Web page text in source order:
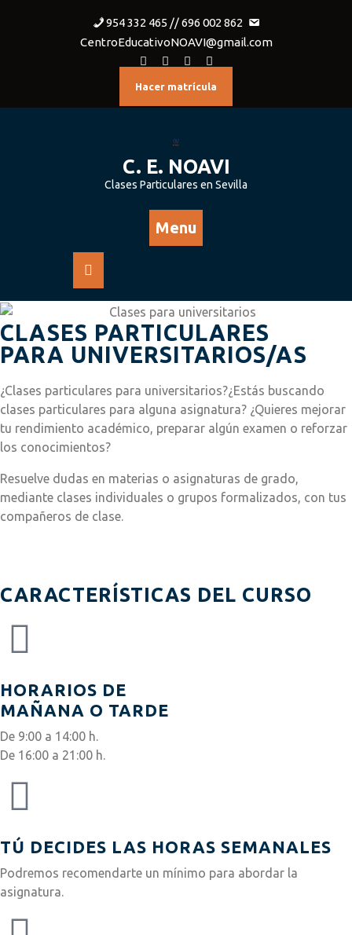
954 332 465 // 696 002 862
CentroEducativoNOAVI@gmail.com
Hacer matrícula
C. E. NOAVI
Clases Particulares en Sevilla
Menu
CLASES PARTICULARES
PARA UNIVERSITARIOS/AS
¿Clases particulares para universitarios?¿Estás buscando
clases particulares para alguna asignatura? ¿Quieres mejorar
tu rendimiento académico, preparar algún examen o reforzar
los conocimientos?
Resuelve dudas en materias o asignaturas de grado,
mediante clases individuales o grupos formalizados, con tus
compañeros de clase.
CARACTERÍSTICAS DEL CURSO
HORARIOS DE
MAÑANA O TARDE
De 9:00 a 14:00 h.
De 16:00 a 21:00 h.
TÚ DECIDES LAS HORAS SEMANALES
Podremos recomendarte un mínimo para abordar la
asignatura.